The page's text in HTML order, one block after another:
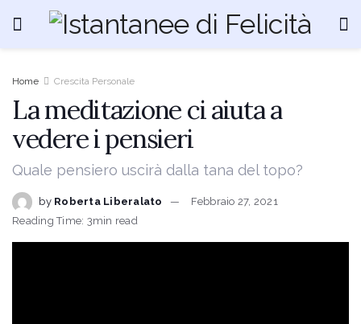
Home Crescita Personale
La meditazione ci aiuta a
vedere i pensieri
Quale pensiero uscirà dalla tana del topo?
by Roberta Liberalato
Febbraio 27, 2021
Reading Time: 3min read